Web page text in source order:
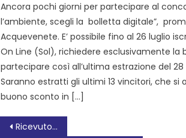
Ancora pochi giorni per partecipare al
l’ambiente, scegli la bolletta digitale”,
Acquevenete. E’ possibile fino al 26 luglio
On Line (Sol), richiedere esclusivamente la
partecipare così all’ultima estrazione del 28
Saranno estratti gli ultimi 13 vincitori, che si
buono sconto in […]
Ricevuto in municipio dal sindaco il nuovo prefetto di Rovigo